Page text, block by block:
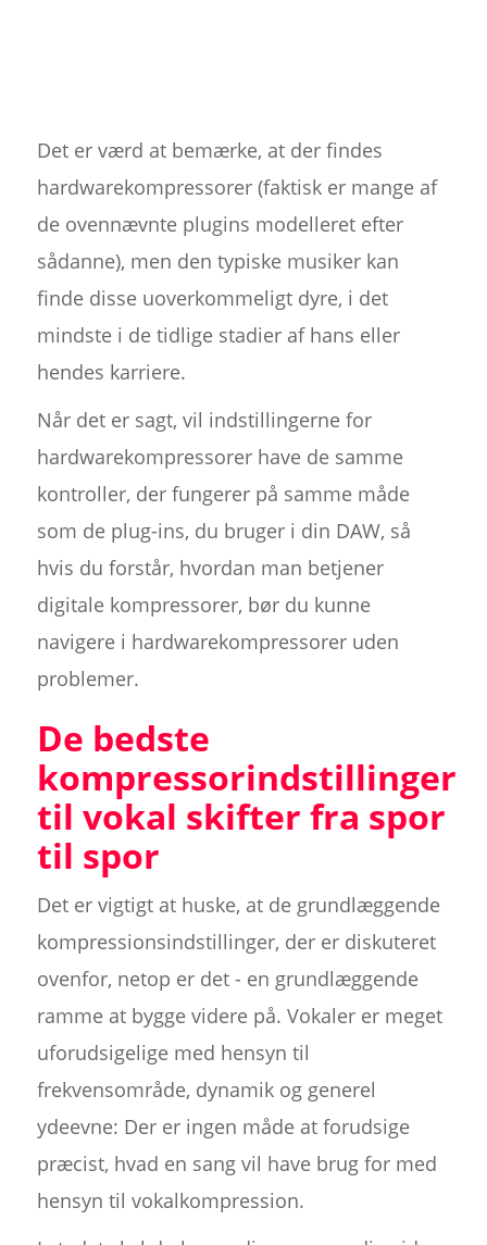
Det er værd at bemærke, at der findes
hardwarekompressorer (faktisk er mange af
de ovennævnte plugins modelleret efter
sådanne), men den typiske musiker kan
finde disse uoverkommeligt dyre, i det
mindste i de tidlige stadier af hans eller
hendes karriere.
Når det er sagt, vil indstillingerne for
hardwarekompressorer have de samme
kontroller, der fungerer på samme måde
som de plug-ins, du bruger i din DAW, så
hvis du forstår, hvordan man betjener
digitale kompressorer, bør du kunne
navigere i hardwarekompressorer uden
problemer.
De bedste
kompressorindstillinger
til vokal skifter fra spor
til spor
Det er vigtigt at huske, at de grundlæggende
kompressionsindstillinger, der er diskuteret
ovenfor, netop er det - en grundlæggende
ramme at bygge videre på. Vokaler er meget
uforudsigelige med hensyn til
frekvensområde, dynamik og generel
ydeevne: Der er ingen måde at forudsige
præcist, hvad en sang vil have brug for med
hensyn til vokalkompression.